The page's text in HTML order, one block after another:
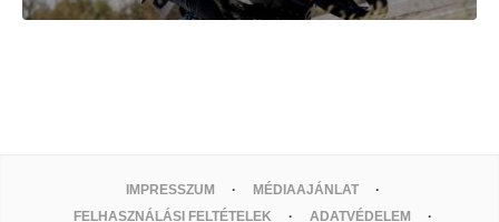
IMPRESSZUM
MÉDIAAJÁNLAT
FELHASZNÁLÁSI FELTÉTELEK
ADATVÉDELEM